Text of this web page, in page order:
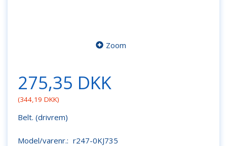
Zoom
275,35 DKK
(344,19 DKK)
Belt. (drivrem)
Model/varenr.: r247-0KJ735